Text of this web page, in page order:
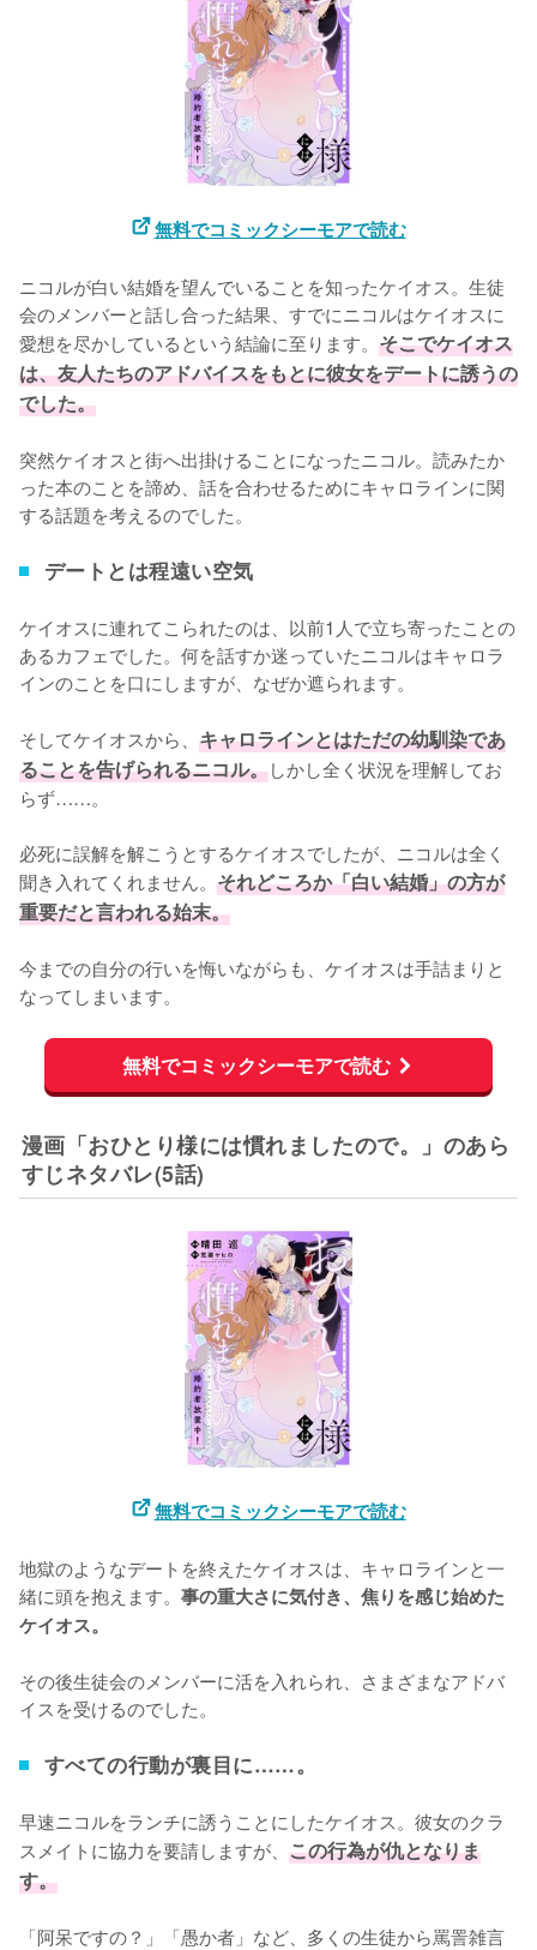
無料でコミックシーモアで読む
ニコルが白い結婚を望んでいることを知ったケイオス。生徒
会のメンバーと話し合った結果、すでにニコルはケイオスに
愛想を尽かしているという結論に至ります。 そこでケイオス
は、友人たちのアドバイスをもとに彼女をデートに誘うの
でした。
突然ケイオスと街へ出掛けることになったニコル。読みたか
った本のことを諦め、話を合わせるためにキャロラインに関
する話題を考えるのでした。
デートとは程遠い空気
ケイオスに連れてこられたのは、以前1人で立ち寄ったことの
あるカフェでした。何を話すか迷っていたニコルはキャロラ
インのことを口にしますが、なぜか遮られます。
そしてケイオスから、 キャロラインとはただの幼馴染であ
ることを告げられるニコル。しかし全く状況を理解してお
らず……。
必死に誤解を解こうとするケイオスでしたが、ニコルは全く
聞き入れてくれません。 それどころか「白い結婚」の方が
重要だと言われる始末。
今までの自分の行いを悔いながらも、ケイオスは手詰まりと
なってしまいます。
無料でコミックシーモアで読む
漫画「おひとり様には慣れましたので。」のあら
すじネタバレ(5話)
無料でコミックシーモアで読む
地獄のようなデートを終えたケイオスは、キャロラインと一
緒に頭を抱えます。 事の重大さに気付き、焦りを感じ始めた
ケイオス。
その後生徒会のメンバーに活を入れられ、さまざまなアドバ
イスを受けるのでした。
すべての行動が裏目に……。
早速ニコルをランチに誘うことにしたケイオス。彼女のクラ
スメイトに協力を要請しますが、 この行為が仇となりま
す。
「阿呆ですの？」「愚か者」など、多くの生徒から罵詈雑言